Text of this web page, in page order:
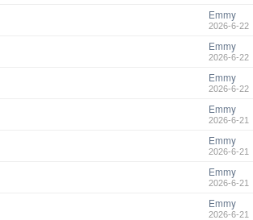
Emmy
2026-6-22
Emmy
2026-6-22
Emmy
2026-6-22
Emmy
2026-6-21
Emmy
2026-6-21
Emmy
2026-6-21
Emmy
2026-6-21